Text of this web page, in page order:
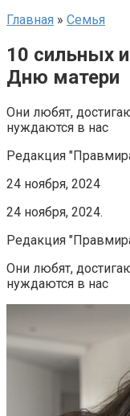
Главная » Семья
10 сильных
Дню матери
Они любят,
нуждаются в нас
Редакция
24 ноября, 2024
24 ноября, 2024.
Редакция
Они любят,
нуждаются в нас